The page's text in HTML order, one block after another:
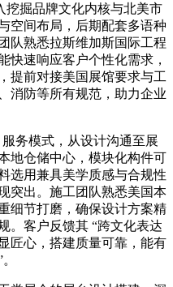
挖掘品牌文化内核与北美市
空间布局，后期配套多语种
队熟悉拉斯维加斯国际工程
快速响应客户个性化需求，
提前对接美国展馆要求与工
消防等所有规范，助力企业
务模式，从设计沟通至展
地仓储中心，模块化构件可
选用兼具美学质感与合规性
突出。施工团队熟悉美国本
细节打磨，确保设计方案精
。客户反馈其 “跨文化表达
匠心，搭建质量可靠，能有